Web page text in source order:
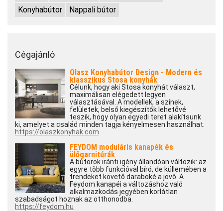
Konyhabútor
Nappali bútor
Cégajánló
Olasz Konyhabútor Design - Modern és
klasszikus Stosa konyhák
Célunk, hogy aki Stosa konyhát választ,
maximálisan elégedett legyen
választásával. A modellek, a színek,
felületek, belső kiegészítők lehetővé
teszik, hogy olyan egyedi teret alakítsunk
ki, amelyet a család minden tagja kényelmesen használhat.
https://olaszkonyhak.com
FEYDOM moduláris kanapék és
ülőgarnitúrák
A bútorok iránti igény állandóan változik: az
egyre több funkcióval bíró, de küllemében a
trendeket követő daraboké a jövő. A
Feydom kanapéi a változáshoz való
alkalmazkodás jegyében korlátlan
szabadságot hoznak az otthonodba.
https://feydom.hu